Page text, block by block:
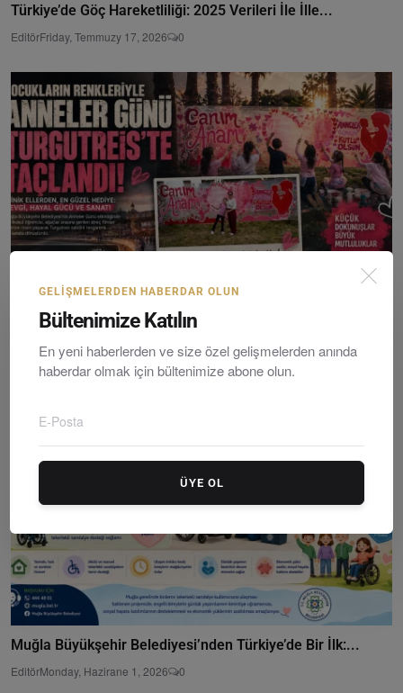
Türkiye’de Göç Hareketliliği: 2025 Verileri İle İlle...
EditörFriday, Temmuzy 17, 2026 0
Bodrum’da Anneler Günü’ne Özel Yaratıcı Sergi: Çocuk...
Sunday, Mayıs 10, 2026 0
Muğla Büyükşehir Belediyesi’nden Türkiye’de Bir İlk:...
EditörMonday, Hazirane 1, 2026 0
GELIŞMELERDEN HABERDAR OLUN
Bültenimize Katılın
En yeni haberlerden ve size özel gelişmelerden anında
haberdar olmak için bültenimize abone olun.
ÜYE OL